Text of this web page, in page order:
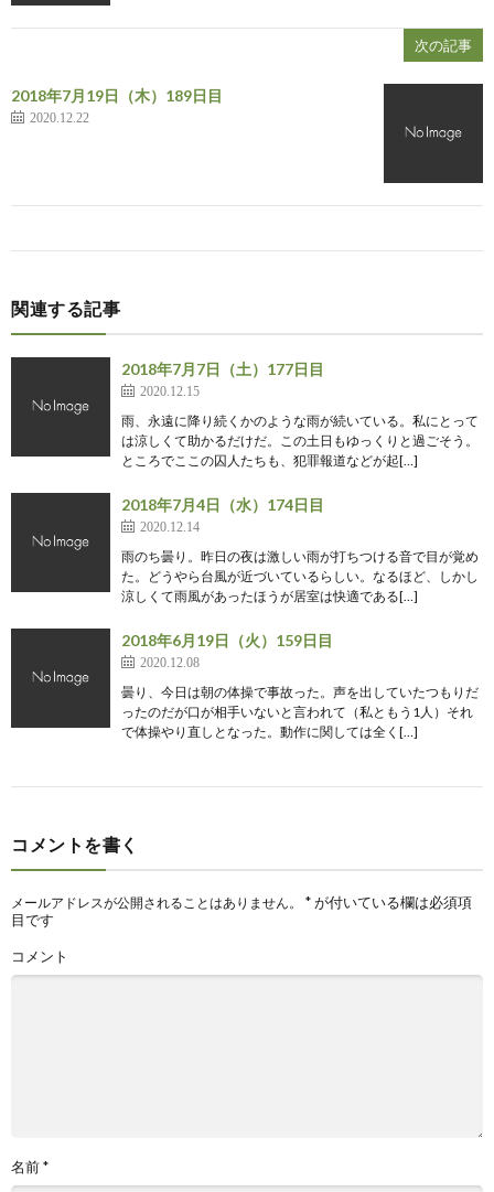
次の記事
2018年7月19日（木）189日目
2020.12.22
関連する記事
2018年7月7日（土）177日目
2020.12.15
雨、永遠に降り続くかのような雨が続いている。私にとって
は涼しくて助かるだけだ。この土日もゆっくりと過ごそう。
ところでここの囚人たちも、犯罪報道などが起[…]
2018年7月4日（水）174日目
2020.12.14
雨のち曇り。昨日の夜は激しい雨が打ちつける音で目が覚め
た。どうやら台風が近づいているらしい。なるほど、しかし
涼しくて雨風があったほうが居室は快適である[…]
2018年6月19日（火）159日目
2020.12.08
曇り、今日は朝の体操で事故った。声を出していたつもりだ
ったのだが口が相手いないと言われて（私ともう1人）それ
で体操やり直しとなった。動作に関しては全く[…]
コメントを書く
メールアドレスが公開されることはありません。 *が付いている欄は必須項
目です
コメント
名前*